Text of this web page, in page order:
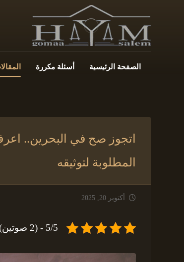
الصفحة الرئيسية أسئلة مكررة
اتجوز صح في البحرين..
المطلوبة لتوثيقه
أكتوبر 20, 2025
5/5 - (2 صوتين)